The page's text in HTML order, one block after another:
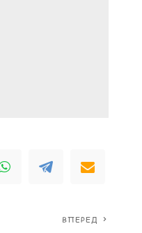
ВПЕРЕД